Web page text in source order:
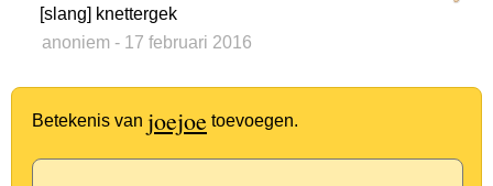
[slang] knettergek
anoniem - 17 februari 2016
Betekenis van joejoe toevoegen.